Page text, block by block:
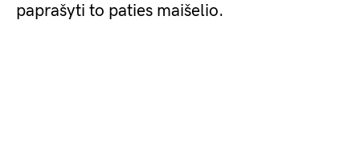
paprašyti to paties maišelio.